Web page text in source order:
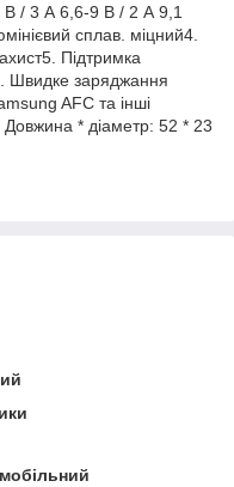
В / 3 А 6,6-9 В / 2 А 9,1
сплав. міцний4.
Підтримка
Швидке заряджання
AFC та інші
* діаметр: 52 * 23